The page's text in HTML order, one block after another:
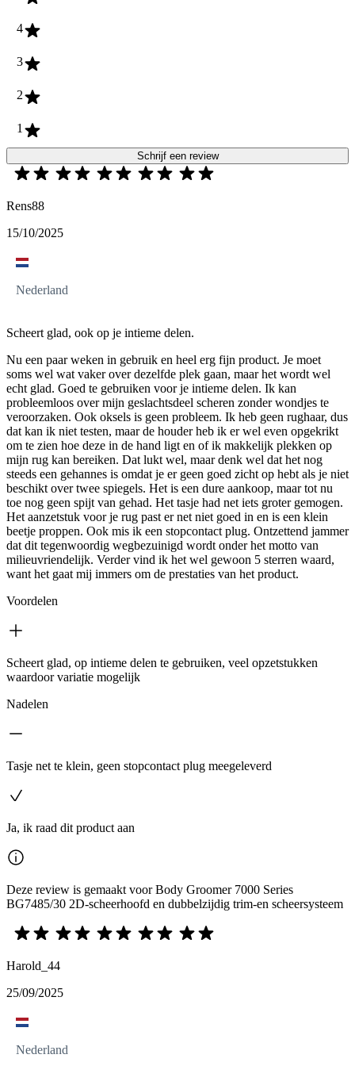
4
3
2
1
Schrijf een review
Rens88
15/10/2025
Nederland
Scheert glad, ook op je intieme delen.
Nu een paar weken in gebruik en heel erg fijn product. Je moet
soms wel wat vaker over dezelfde plek gaan, maar het wordt wel
echt glad. Goed te gebruiken voor je intieme delen. Ik kan
probleemloos over mijn geslachtsdeel scheren zonder wondjes te
veroorzaken. Ook oksels is geen probleem. Ik heb geen rughaar, dus
dat kan ik niet testen, maar de houder heb ik er wel even opgekrikt
om te zien hoe deze in de hand ligt en of ik makkelijk plekken op
mijn rug kan bereiken. Dat lukt wel, maar denk wel dat het nog
steeds een gehannes is omdat je er geen goed zicht op hebt als je niet
beschikt over twee spiegels. Het is een dure aankoop, maar tot nu
toe nog geen spijt van gehad. Het tasje had net iets groter gemogen.
Het aanzetstuk voor je rug past er net niet goed in en is een klein
beetje proppen. Ook mis ik een stopcontact plug. Ontzettend jammer
dat dit tegenwoordig wegbezuinigd wordt onder het motto van
milieuvriendelijk. Verder vind ik het wel gewoon 5 sterren waard,
want het gaat mij immers om de prestaties van het product.
Voordelen
Scheert glad, op intieme delen te gebruiken, veel opzetstukken
waardoor variatie mogelijk
Nadelen
Tasje net te klein, geen stopcontact plug meegeleverd
Ja, ik raad dit product aan
Deze review is gemaakt voor Body Groomer 7000 Series
BG7485/30 2D-scheerhoofd en dubbelzijdig trim-en scheersysteem
Harold_44
25/09/2025
Nederland